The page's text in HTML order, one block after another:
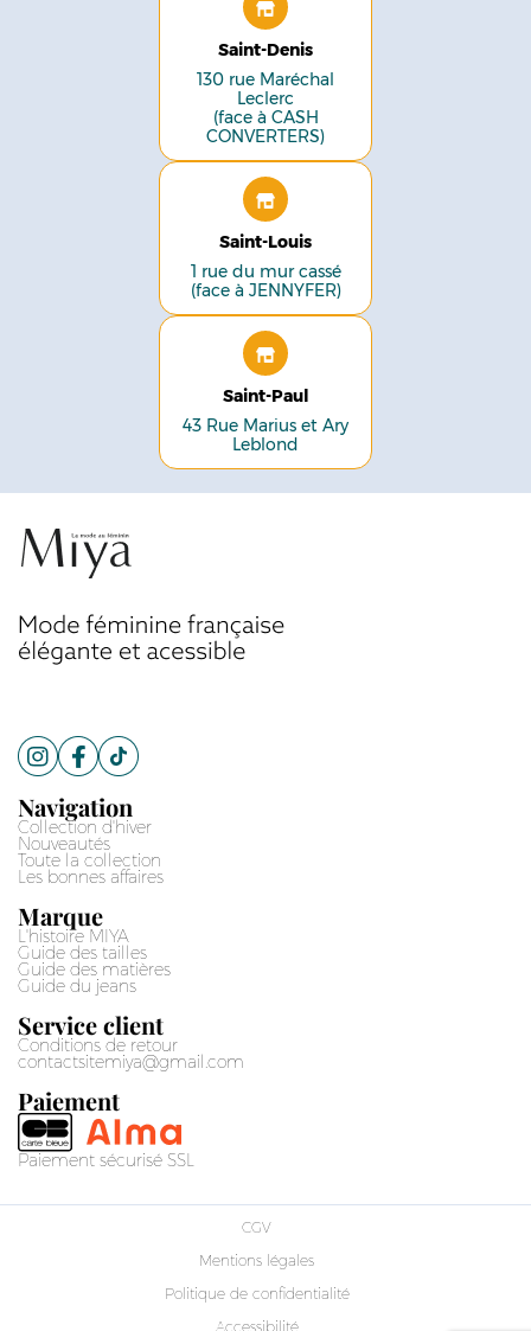
Saint-Denis
130 rue Maréchal
Leclerc
(face à CASH
CONVERTERS)
Saint-Louis
1 rue du mur cassé
(face à JENNYFER)
Saint-Paul
43 Rue Marius et Ary
Leblond
Navigation
Collection d'hiver
Nouveautés
Toute la collection
Les bonnes affaires
Marque
L'histoire MIYA
Guide des tailles
Guide des matières
Guide du jeans
Service client
Conditions de retour
contactsitemiya@gmail.com
Paiement
Paiement sécurisé SSL
CGV
Mentions légales
Politique de confidentialité
Accessibilité